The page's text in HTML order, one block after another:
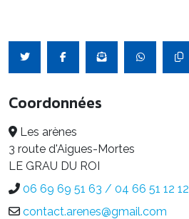
Coordonnées
Les arènes
3 route d'Aigues-Mortes
LE GRAU DU ROI
06 69 69 51 63 / 04 66 51 12 12
contact.arenes@gmail.com